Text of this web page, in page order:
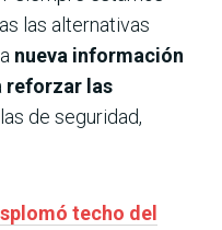
las alternativas
nueva información
reforzar las
de seguridad,
techo del